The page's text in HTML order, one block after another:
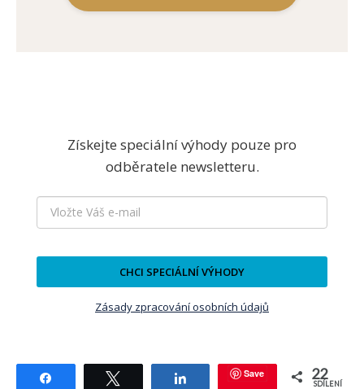
Získejte speciální výhody pouze pro
odběratele newsletteru.
CHCI SPECIÁLNÍ VÝHODY
Zásady zpracování osobních údajů
Tweetnout Save 22
SDÍLENÍ